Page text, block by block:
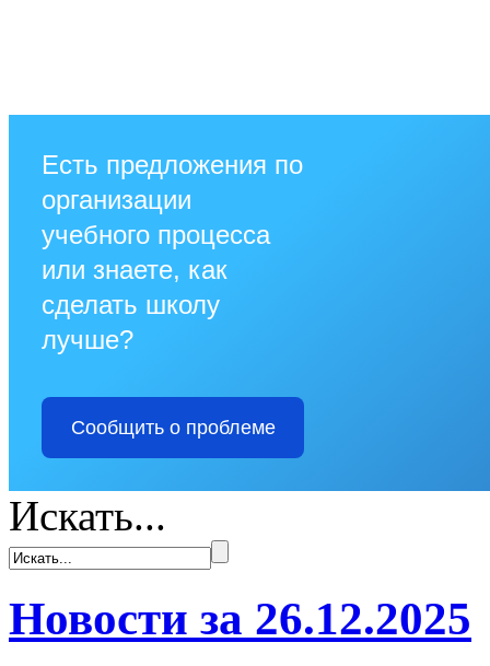
Есть предложения по
организации
учебного процесса
или знаете, как
сделать школу
лучше?
Сообщить о проблеме
Искать...
Новости за 26.12.2025